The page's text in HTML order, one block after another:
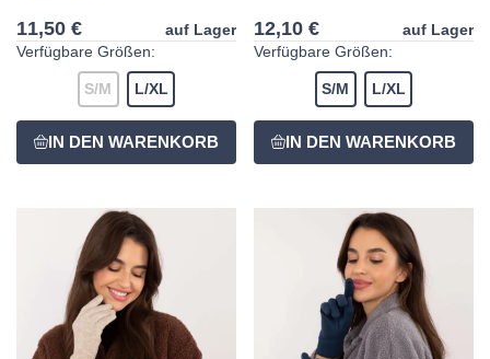
11,50 €
auf Lager
Verfügbare Größen:
S/M L/XL
12,10 €
auf Lager
Verfügbare Größen:
S/M L/XL